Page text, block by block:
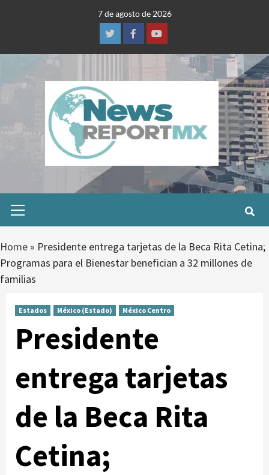
7 de agosto de 2026
TwitterFacebookYoutube
Menu
Home » Presidente entrega tarjetas de la Beca Rita Cetina;
Programas para el Bienestar benefician a 32 millones de
familias
Estados México (Estado) México Centro
Presidente
entrega tarjetas
de la Beca Rita
Cetina;